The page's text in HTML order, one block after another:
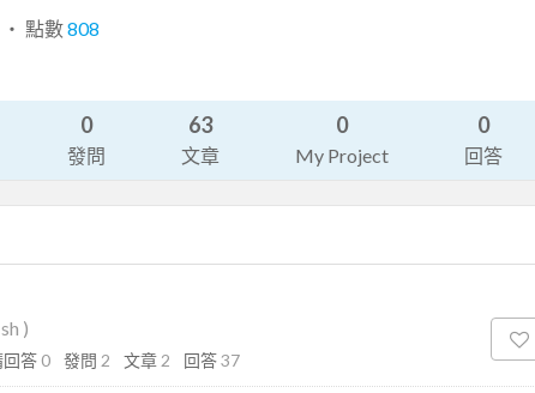
‧ 點數808
0
發問
63
文章
0
My Project
0
回答
)
答 0 發問 2 文章 2 回答37